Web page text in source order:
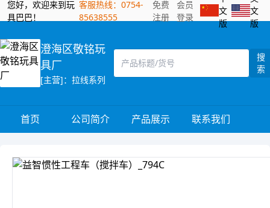
您好，欢迎来到玩
具巴巴！
客服热线：0754-
85638555
免费
注册
会员
登录
文
版
文
版
澄海区敬铭玩
具厂
[主营]：拉线系列
搜
索
首页 公司简介 产品展示 联系我们